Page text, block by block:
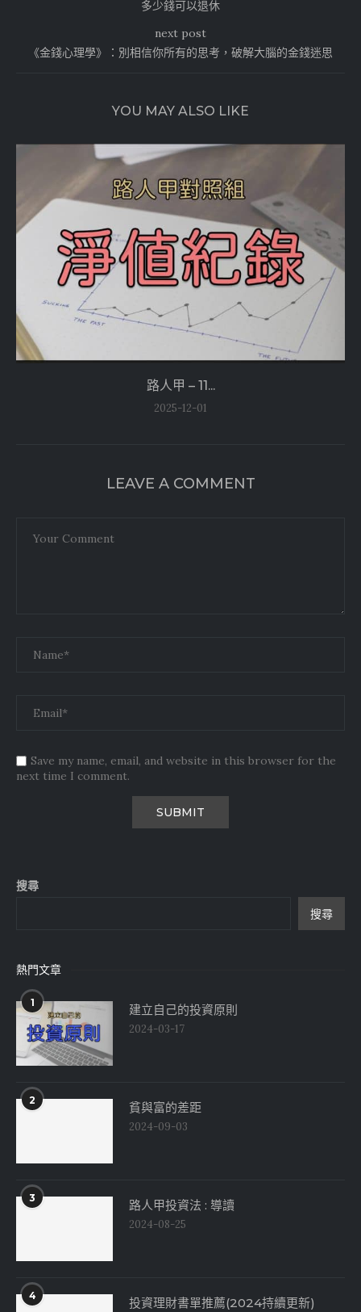
多少錢可以退休
next post
《金錢心理學》：別相信你所有的思考，破解大腦的金錢迷思
YOU MAY ALSO LIKE
路人甲 – 11...
2025-12-01
LEAVE A COMMENT
Save my name, email, and website in this browser for the
next time I comment.
搜尋
搜尋
熱門文章
1 建立自己的投資原則
2024-03-17
2 貧與富的差距
2024-09-03
3 路人甲投資法 : 導讀
2024-08-25
4 投資理財書單推薦(2024持續更新)